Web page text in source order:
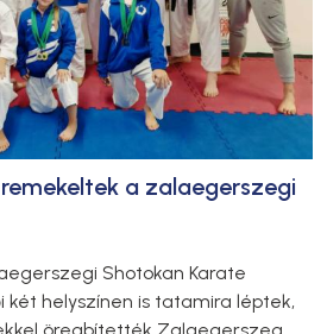
a zalaegerszegi
Shotokan Karate
két helyszínen is tatamira léptek,